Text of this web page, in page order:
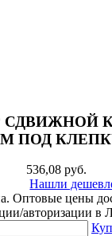
СДВИЖНОЙ
ПОД
536,08руб.
Нашли
Оптовые цены
авторизации в